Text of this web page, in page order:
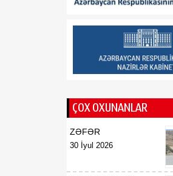
Vaşinqton görüşü
Azərbaycanın regional
məsələlərin həllində fəal
rol oynadığını təsdiqləyib
ŞƏRH
Sabah havanın
temperaturu 40
dərəcəyədək yüksələcək
ÇOX OXUNANLAR
ZƏFƏR
30 İyul 2026